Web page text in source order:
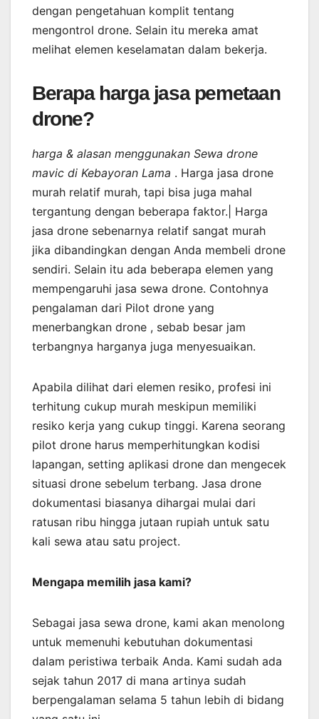
dengan pengetahuan komplit tentang
mengontrol drone. Selain itu mereka amat
melihat elemen keselamatan dalam bekerja.
Berapa harga jasa pemetaan
drone?
harga & alasan menggunakan Sewa drone
mavic di Kebayoran Lama . Harga jasa drone
murah relatif murah, tapi bisa juga mahal
tergantung dengan beberapa faktor.| Harga
jasa drone sebenarnya relatif sangat murah
jika dibandingkan dengan Anda membeli drone
sendiri. Selain itu ada beberapa elemen yang
mempengaruhi jasa sewa drone. Contohnya
pengalaman dari Pilot drone yang
menerbangkan drone , sebab besar jam
terbangnya harganya juga menyesuaikan.
Apabila dilihat dari elemen resiko, profesi ini
terhitung cukup murah meskipun memiliki
resiko kerja yang cukup tinggi. Karena seorang
pilot drone harus memperhitungkan kodisi
lapangan, setting aplikasi drone dan mengecek
situasi drone sebelum terbang. Jasa drone
dokumentasi biasanya dihargai mulai dari
ratusan ribu hingga jutaan rupiah untuk satu
kali sewa atau satu project.
Mengapa memilih jasa kami?
Sebagai jasa sewa drone, kami akan menolong
untuk memenuhi kebutuhan dokumentasi
dalam peristiwa terbaik Anda. Kami sudah ada
sejak tahun 2017 di mana artinya sudah
berpengalaman selama 5 tahun lebih di bidang